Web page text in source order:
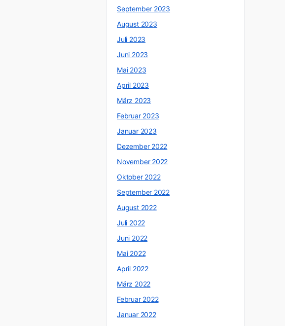
September 2023
August 2023
Juli 2023
Juni 2023
Mai 2023
April 2023
März 2023
Februar 2023
Januar 2023
Dezember 2022
November 2022
Oktober 2022
September 2022
August 2022
Juli 2022
Juni 2022
Mai 2022
April 2022
März 2022
Februar 2022
Januar 2022